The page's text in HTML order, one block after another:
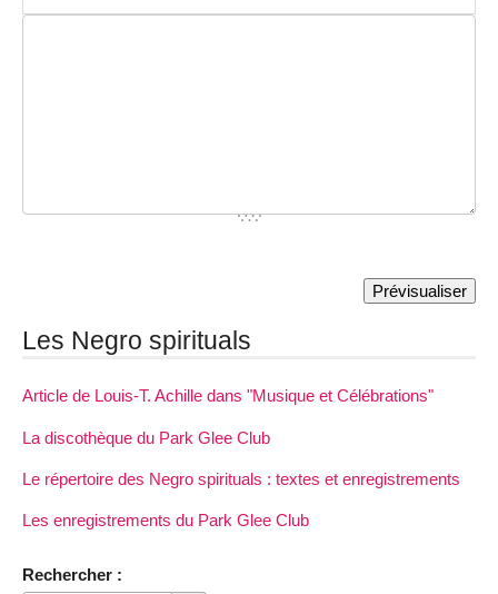
Les Negro spirituals
Article de Louis-T. Achille dans "Musique et Célébrations"
La discothèque du Park Glee Club
Le répertoire des Negro spirituals : textes et enregistrements
Les enregistrements du Park Glee Club
Rechercher :